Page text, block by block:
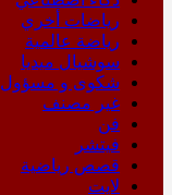
رياضات أخري
رياضة عالمية
سوشيال ميديا
شكوى و مسؤول
غير مصنف
فن
فيتشر
قصص رياضية
لايت